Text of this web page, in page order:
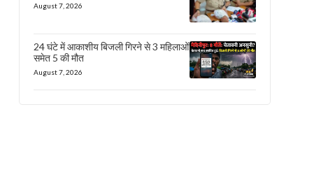
August 7, 2026
24 घंटे में आकाशीय बिजली गिरने से 3 महिलाओं
समेत 5 की मौत
August 7, 2026